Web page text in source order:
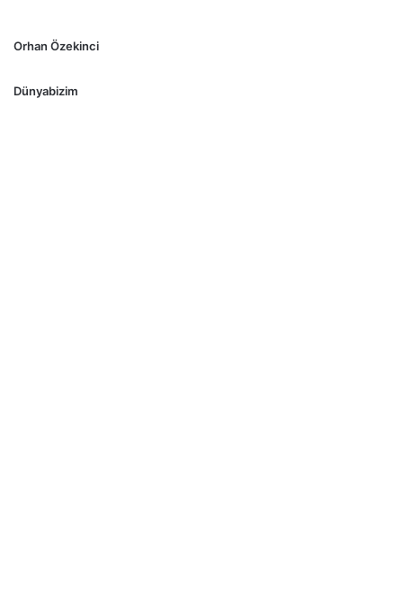
Orhan Özekinci
Dünyabizim